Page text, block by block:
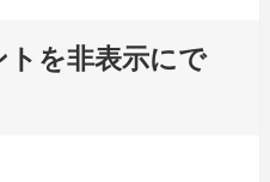
トを非表示にで